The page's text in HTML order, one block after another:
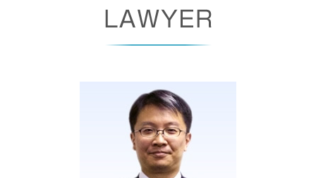
セクハラ 職場
自己都合 退職
株式交換 適格要件
長時間 労働問題
債権 債務 違い
支払督促 オンライン
差し押さえ 手続き
少額訴訟 デメリット
自己破産 離婚
自己破産 免責 不許可
自己破産 復活期間
破産手続廃止決定
自己破産 裁判所 調査
企業法務 尼崎市 相談
企業法務 豊中市 弁護士
破産事件 奈良県 相談
離婚 尼崎市 弁護士
労働問題 堺市 弁護士
破産事件 奈良県 弁護士
労働問題 大阪府 相談